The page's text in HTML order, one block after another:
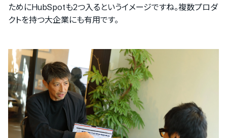
ためにHubSpotも2つ入るというイメージですね。複数プロダ
クトを持つ大企業にも有用です。